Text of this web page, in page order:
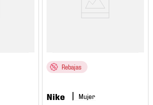
Rebajas
Nike Mujer